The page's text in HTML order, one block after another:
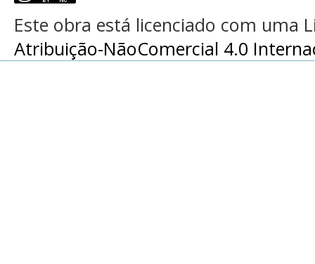
Este obra está licenciado com uma
Atribuição-NãoComercial 4.0